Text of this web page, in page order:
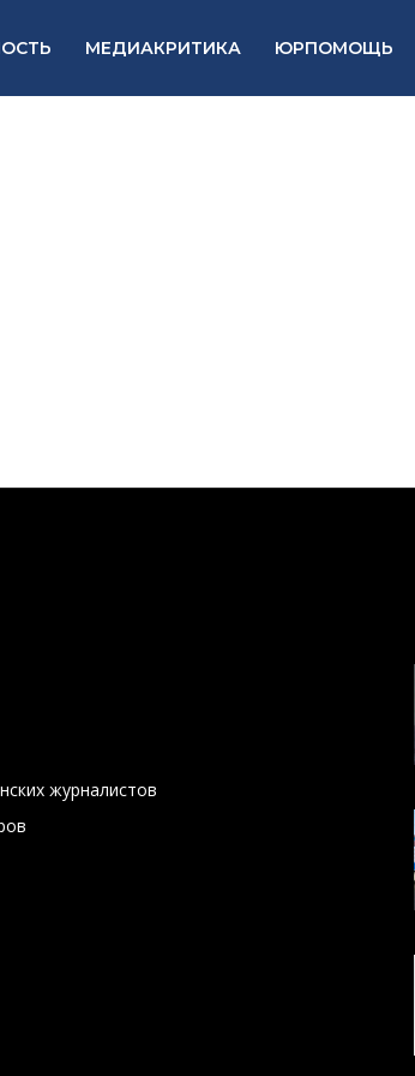
МЕДИАКРИТИКА ЮРПОМОЩЬ
журналистов